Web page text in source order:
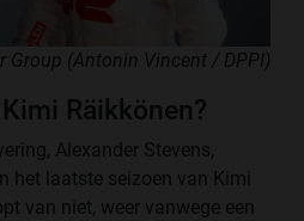
Group (Antonin Vincent / DPPI)
Räikkönen?
Alexander Stevens,
het laatste seizoen van Kimi
van niet, weer vanwege een